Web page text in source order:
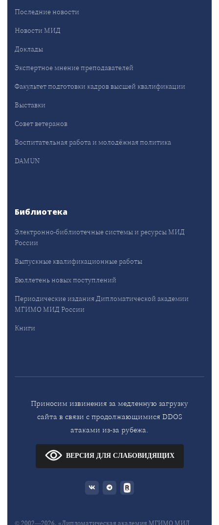
Последние новости
Новости МИД
Доклады
Экспертное мнение преподавателей
Факультет подготовки кадров высшей квалификации
Выставки
Совет ветеранов
Воспитательная работа и молодёжная политика
DAMUN
Библиотека
Электронно-библиотечные системы и ресурсы МИД
России
Выпускные квалификационные работы
Бюллетень новых поступлений
Периодические издания Дипломатической академии
МГИМО МИД России
Книги
Приносим извинения за медленную загрузку
сайта в связи с продолжающимися DDOS
атаками из-за рубежа.
ВЕРСИЯ ДЛЯ СЛАБОВИДЯЩИХ
© 2002—2026, «Дипломатическая академия МГИМО МИД